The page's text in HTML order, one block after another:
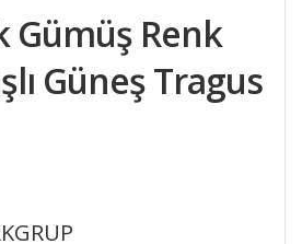
Gümüş Renk
Güneş Tragus